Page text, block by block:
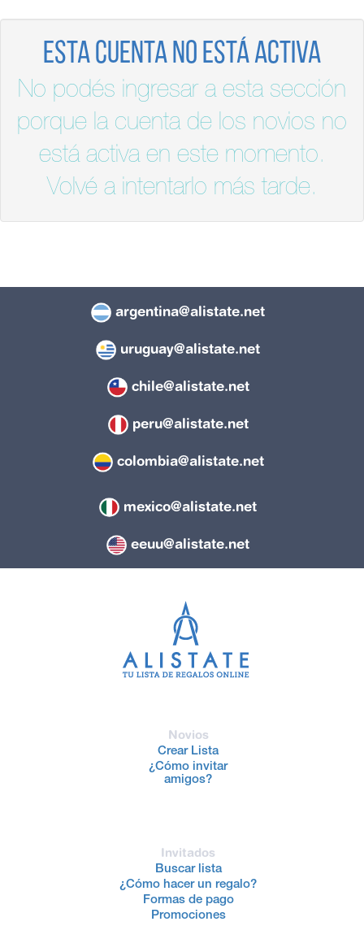
Esta cuenta no está activa
No podés ingresar a esta sección
porque la cuenta de los novios no
está activa en este momento.
Volvé a intentarlo más tarde.
argentina@alistate.net
uruguay@alistate.net
chile@alistate.net
peru@alistate.net
colombia@alistate.net
mexico@alistate.net
eeuu@alistate.net
Novios
Crear Lista
¿Cómo invitar
amigos?
Invitados
Buscar lista
¿Cómo hacer un regalo?
Formas de pago
Promociones